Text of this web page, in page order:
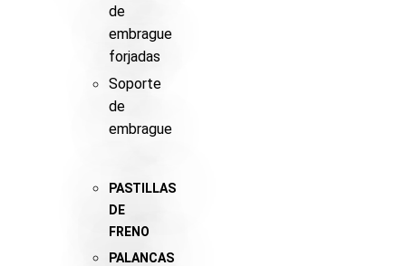
de
embrague
forjadas
Soporte
de
embrague
PASTILLAS
DE
FRENO
PALANCAS